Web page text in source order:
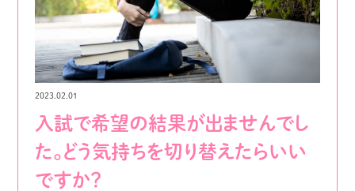
2023.02.01
入試で希望の結果が出ませんでし
た。どう気持ちを切り替えたらいい
ですか？